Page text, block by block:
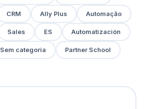
CRM Ally Plus Automação
Sales ES Automatización
Sem categoria Partner School